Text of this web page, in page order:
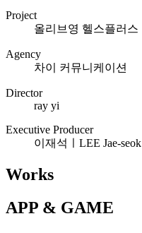
Project
올리브영 헬스플러스
Agency
차이 커뮤니케이션
Director
ray yi
Executive Producer
이재석ㅣLEE Jae-seok
Works
APP & GAME